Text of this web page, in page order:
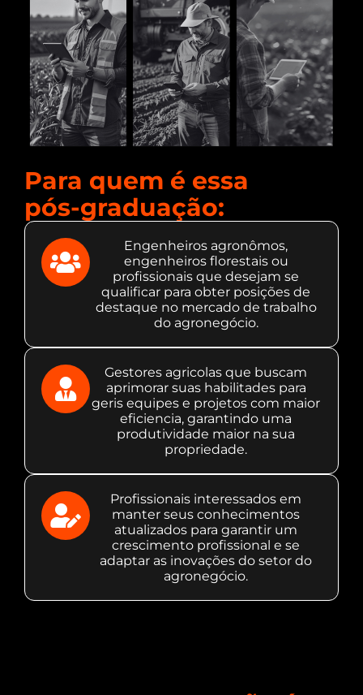
Para quem é essa
pós-graduação:
Engenheiros agronômos,
engenheiros florestais ou
profissionais que desejam se
qualificar para obter posições de
destaque no mercado de trabalho
do agronegócio.​
Gestores agricolas que buscam
aprimorar suas habilitades para
geris equipes e projetos com maior
eficiencia, garantindo uma
produtividade maior na sua
propriedade.
Profissionais interessados em
manter seus conhecimentos
atualizados para garantir um
crescimento profissional e se
adaptar as inovações do setor do
agronegócio.